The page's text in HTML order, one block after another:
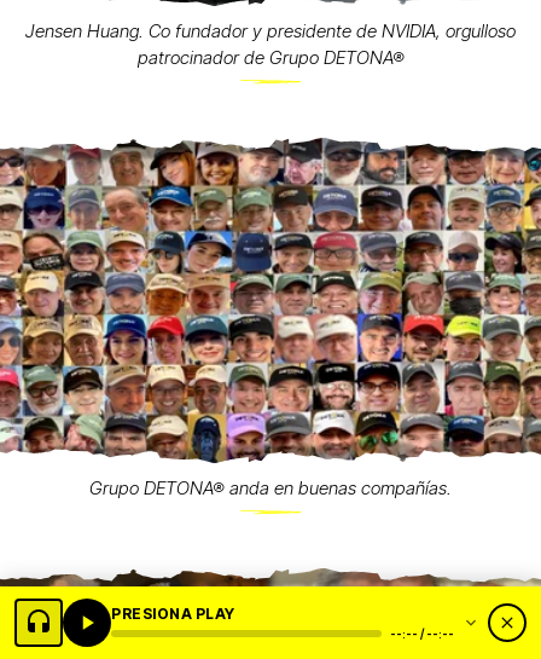
Jensen Huang. Co fundador y presidente de NVIDIA, orgulloso
patrocinador de Grupo DETONA®
Grupo DETONA® anda en buenas compañías.
PRESIONA PLAY
--:-- / --:--